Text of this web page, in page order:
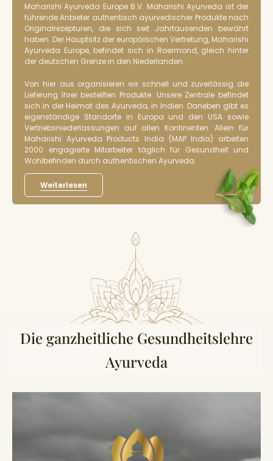
Maharishi Ayurveda Europe B.V. Maharishi Ayurveda ist der
führende Anbieter authentisch ayurvedischer Produkte nach
Originalrezepturen, die sich seit Jahrtausenden bewährt
haben. Der Hauptsitz der europäischen Vertretung, Maharishi
Ayurveda Europe, befindet sich in Roermond, gleich hinter
der deutschen Grenze in den Niederlanden.
Von hier aus organisieren wir schnell und zuverlässig die
Lieferung Ihrer bestellten Produkte. Unsere Zentrale befindet
sich in der Heimat des Ayurveda, in Indien. Daneben gibt es
eigenständige Standorte in Europa und den USA sowie
Vertriebsniederlassungen auf allen Kontinenten. Allein für
Maharishi Ayurveda Products India (MAP India) arbeiten
2000 engagierte Mitarbeiter täglich für Gesundheit und
Wohlbefinden durch authentischen Ayurveda.
Weiterlesen
Die ganzheitliche Gesundheitslehre
Ayurveda